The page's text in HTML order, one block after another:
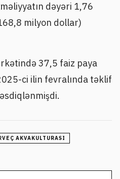
dəyəri 1,76
milyon dollar)
37,5 faiz paya
ci ilin fevralında təklif
AKVAKULTURASI